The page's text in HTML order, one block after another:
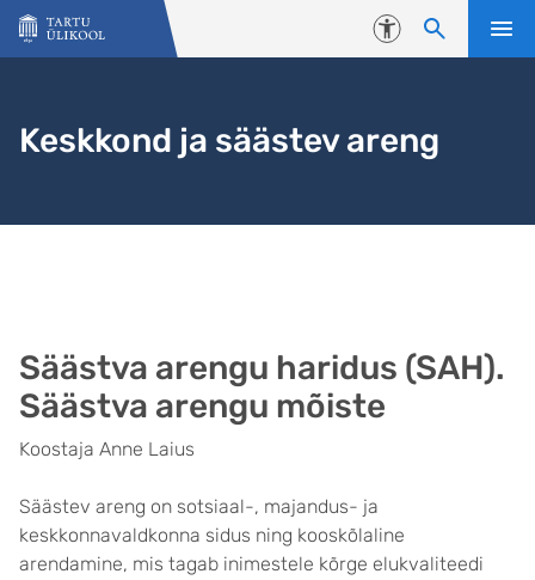
Liigu edasi põhisisu juurde
Juurdepääsetavus
Keskkond ja säästev areng
Säästva arengu haridus (SAH).
Säästva arengu mõiste
Koostaja Anne Laius
Säästev areng on sotsiaal-, majandus- ja
keskkonnavaldkonna sidus ning kooskõlaline
arendamine, mis tagab inimestele kõrge elukvaliteedi